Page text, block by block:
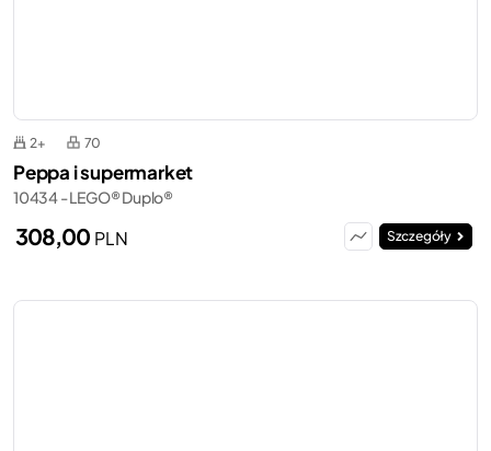
2+ 70
Peppa i supermarket
10434 - LEGO® Duplo®
308,00 PLN Szczegóły